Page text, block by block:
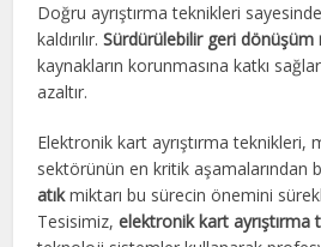
Doğru ayrıştırma teknikleri
kaldırılır.Sürdürülebilir geri dönüşüm
kaynakların korunmasına katkı sağlar
azaltır.
Elektronik kart ayrıştırma teknikleri,
sektörünün en kritik aşamalarından
atıkmiktarı bu sürecin önemini
Tesisimiz,elektronik kart ayrıştırma